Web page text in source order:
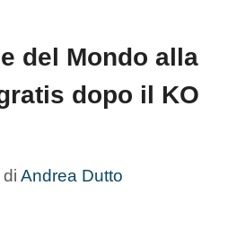
del Mondo alla
dopo il KO
di Andrea Dutto